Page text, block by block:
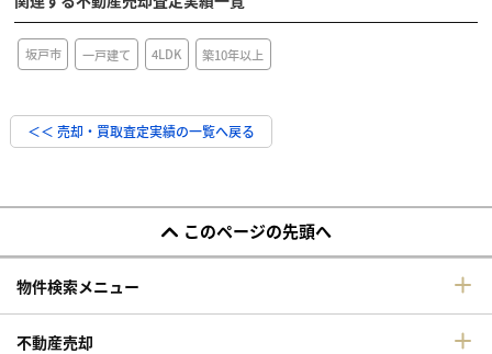
坂戸市 一戸建て 4LDK 築10年以上
＜＜ 売却・買取査定実績の一覧へ戻る
このページの先頭へ
物件検索メニュー
不動産売却